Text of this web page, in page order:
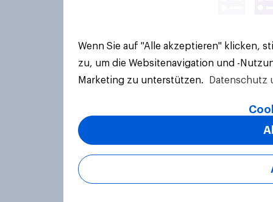
Wenn Sie auf "Alle akzeptieren" klicken,
zu, um die Websitenavigation und -
Marketing zu unterstützen.
Datenschutz